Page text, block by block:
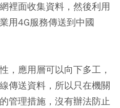
裡面收集資料，然後利用
用4G服務傳送到中國
，應用層可以向下多工，
傳送資料，所以只在機關
管理措施，沒有辦法防止